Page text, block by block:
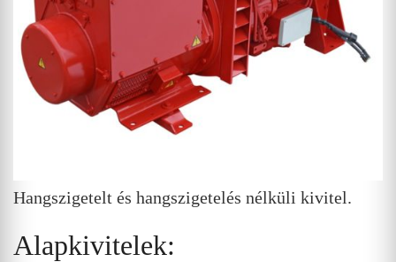
Hangszigetelt és hangszigetelés nélküli kivitel.
Alapkivitelek: